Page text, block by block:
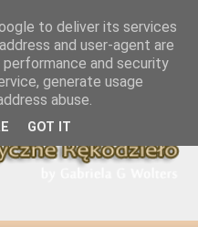
to deliver its services
and user-agent are
and security
generate usage
abuse.
GOT IT